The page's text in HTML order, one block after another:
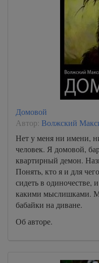
Домовой
Автор: Волжский
Нет у меня ни имени,
человек. Я домовой,
квартирный демон.
Понять, кто я и для
сидеть в одиночестве,
какими мыслишками.
бабайки на диване.
Об авторе.